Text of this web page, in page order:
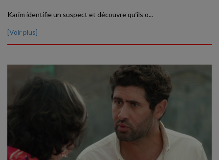
Karim identifie un suspect et découvre qu’ils o...
[Voir plus]